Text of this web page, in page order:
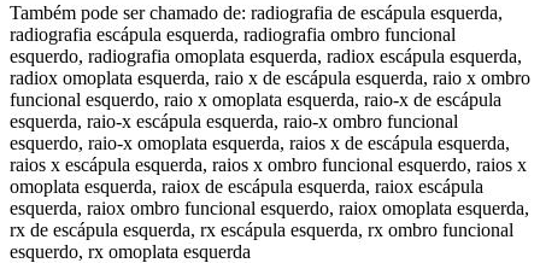
Também pode ser chamado de: radiografia de escápula esquerda,
radiografia escápula esquerda, radiografia ombro funcional
esquerdo, radiografia omoplata esquerda, radiox escápula esquerda,
radiox omoplata esquerda, raio x de escápula esquerda, raio x ombro
funcional esquerdo, raio x omoplata esquerda, raio-x de escápula
esquerda, raio-x escápula esquerda, raio-x ombro funcional
esquerdo, raio-x omoplata esquerda, raios x de escápula esquerda,
raios x escápula esquerda, raios x ombro funcional esquerdo, raios x
omoplata esquerda, raiox de escápula esquerda, raiox escápula
esquerda, raiox ombro funcional esquerdo, raiox omoplata esquerda,
rx de escápula esquerda, rx escápula esquerda, rx ombro funcional
esquerdo, rx omoplata esquerda